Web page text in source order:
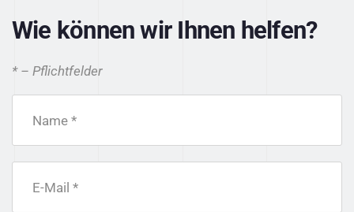
Wie können wir Ihnen helfen?
* – Pflichtfelder
Name *
E-Mail *